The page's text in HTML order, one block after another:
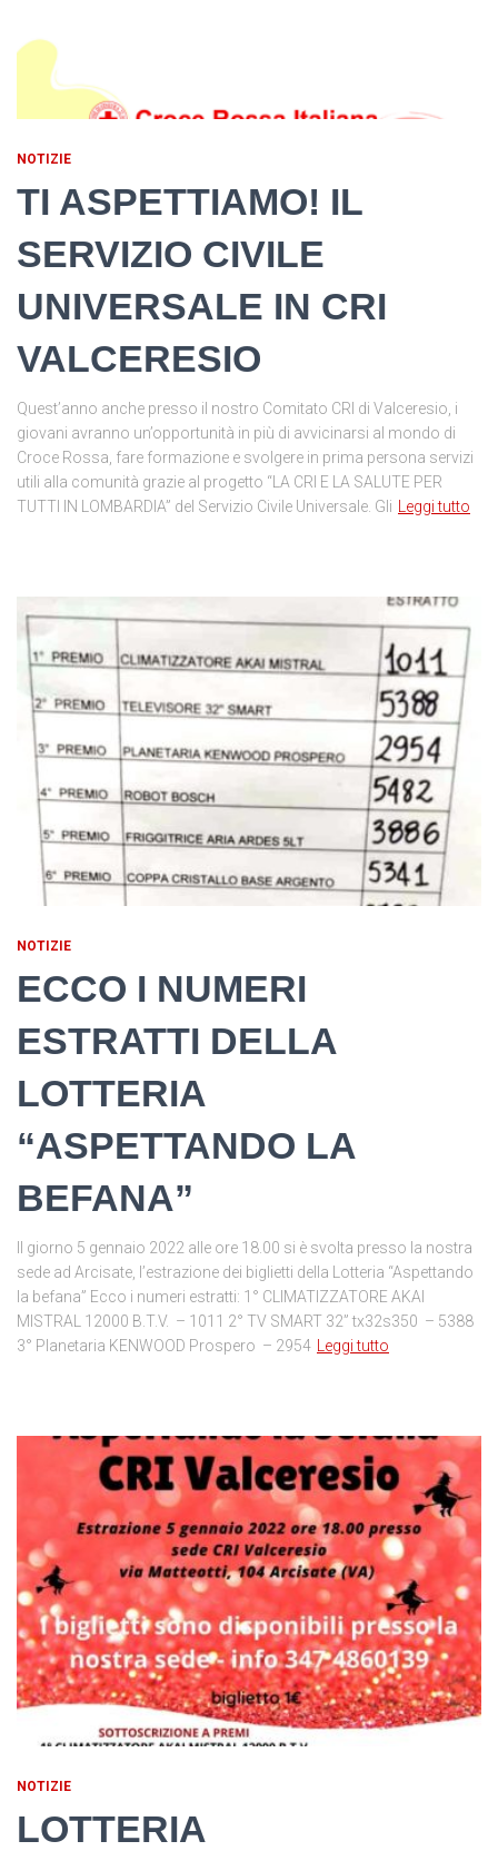
NOTIZIE
TI ASPETTIAMO! IL
SERVIZIO CIVILE
UNIVERSALE IN CRI
VALCERESIO
Quest’anno anche presso il nostro Comitato CRI di Valceresio, i
giovani avranno un’opportunità in più di avvicinarsi al mondo di
Croce Rossa, fare formazione e svolgere in prima persona servizi
utili alla comunità grazie al progetto “LA CRI E LA SALUTE PER
TUTTI IN LOMBARDIA” del Servizio Civile Universale. Gli
Leggi tutto
NOTIZIE
ECCO I NUMERI
ESTRATTI DELLA
LOTTERIA
“ASPETTANDO LA
BEFANA”
Il giorno 5 gennaio 2022 alle ore 18.00 si è svolta presso la nostra
sede ad Arcisate, l’estrazione dei biglietti della Lotteria “Aspettando
la befana” Ecco i numeri estratti: 1° CLIMATIZZATORE AKAI
MISTRAL 12000 B.T.V. – 1011 2° TV SMART 32” tx32s350 – 5388
3° Planetaria KENWOOD Prospero – 2954 Leggi tutto
NOTIZIE
LOTTERIA